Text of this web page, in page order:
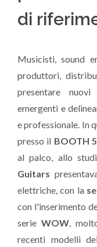
di
Musicisti, sound
produttori,
presentare
emergenti e
e professionale. In
presso il BOOTH
al palco, allo
Guitars
elettriche, con la
con l'inserimento
serie WOW,
recenti modelli